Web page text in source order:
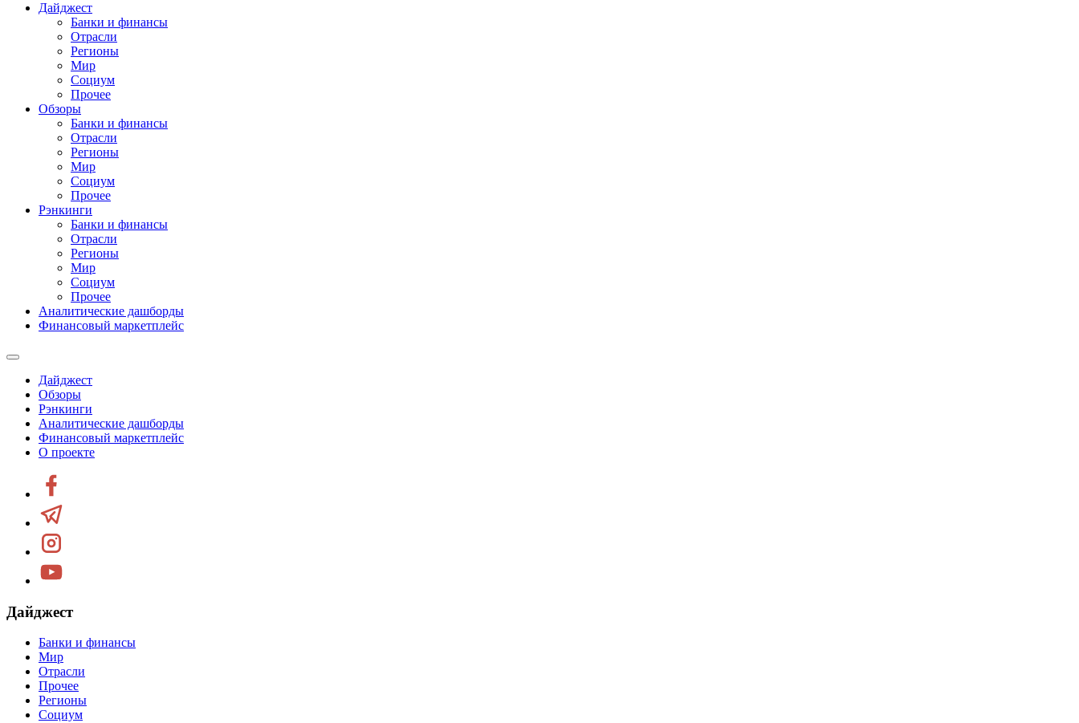
Дайджест
Банки и финансы
Отрасли
Регионы
Мир
Социум
Прочее
Обзоры
Банки и финансы
Отрасли
Регионы
Мир
Социум
Прочее
Рэнкинги
Банки и финансы
Отрасли
Регионы
Мир
Социум
Прочее
Аналитические дашборды
Финансовый маркетплейс
Дайджест
Обзоры
Рэнкинги
Аналитические дашборды
Финансовый маркетплейс
О проекте
Дайджест
Банки и финансы
Мир
Отрасли
Прочее
Регионы
Социум